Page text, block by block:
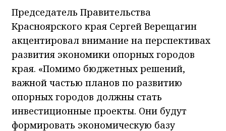
Председатель Правительства
Красноярского края Сергей Верещагин
акцентировал внимание на перспективах
развития экономики опорных городов
края. «Помимо бюджетных решений,
важной частью планов по развитию
опорных городов должны стать
инвестиционные проекты. Они будут
формировать экономическую базу